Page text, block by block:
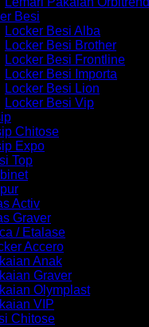
Besi
Locker Besi Alba
Locker Besi Brother
Locker Besi Frontline
Locker Besi Importa
Locker Besi Lion
Locker Besi Vip
Chitose
Expo
Top
Activ
Graver
/ Etalase
Accero
Anak
Graver
Olymplast
VIP
Chitose